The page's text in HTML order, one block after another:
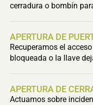
cerradura o bombín
APERTURA DE
Recuperamos el
bloqueada o la llave
APERTURA DE
Actuamos sobre